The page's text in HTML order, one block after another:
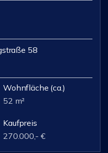
58
Wohnfläche (ca.)
52 m²
Kaufpreis
270.000,- €